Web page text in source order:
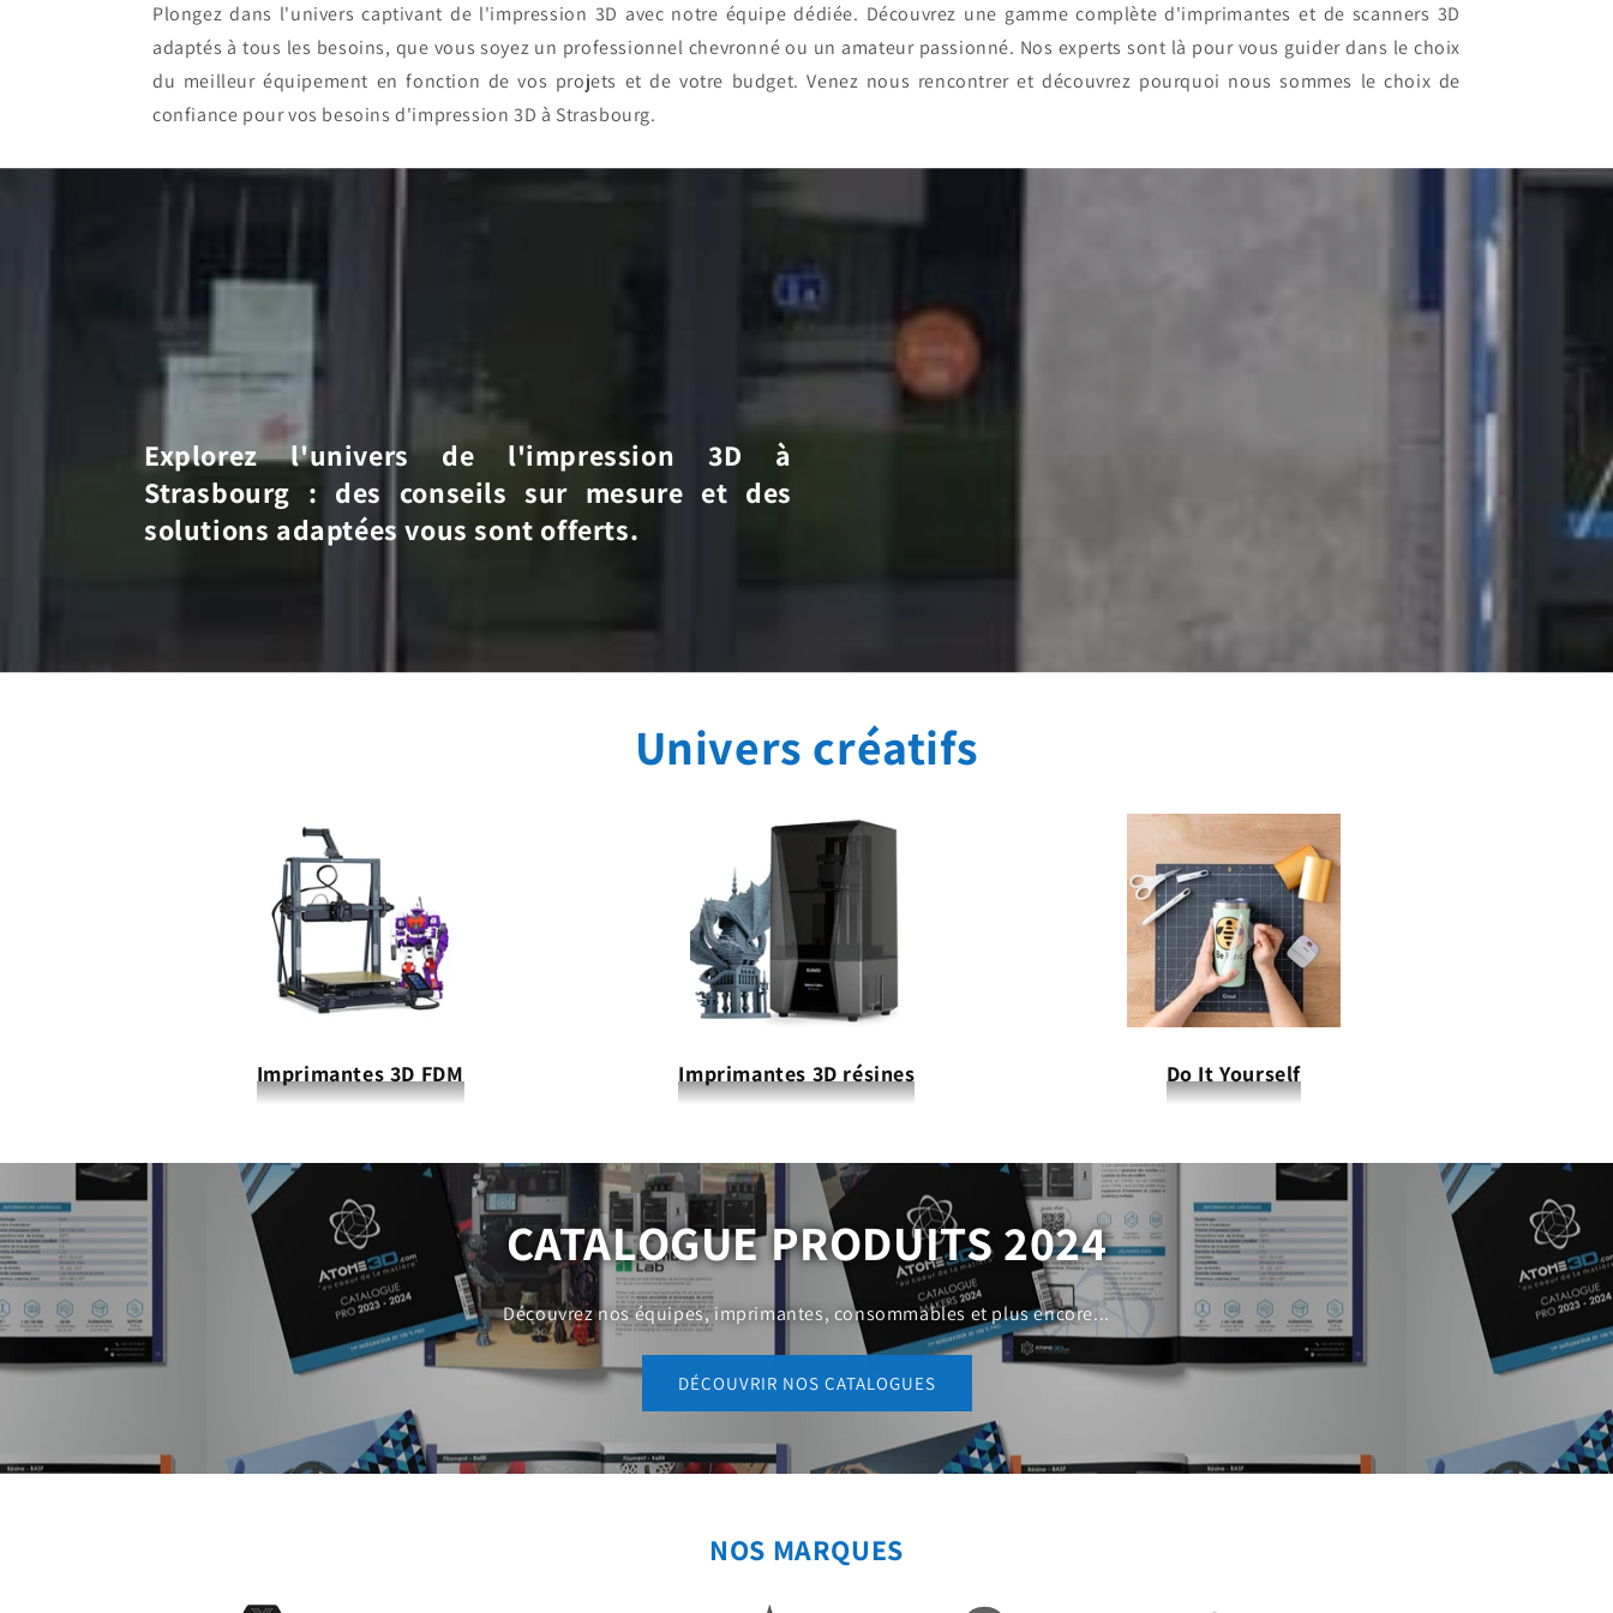
Plongez dans l'univers captivant de l'impression 3D avec notre équipe dédiée. Découvrez une gamme complète d'imprimantes et de scanners 3D
adaptés à tous les besoins, que vous soyez un professionnel chevronné ou un amateur passionné. Nos experts sont là pour vous guider dans le choix
du meilleur équipement en fonction de vos projets et de votre budget. Venez nous rencontrer et découvrez pourquoi nous sommes le choix de
confiance pour vos besoins d'impression 3D à Strasbourg.
Explorez l'univers de l'impression 3D à
Strasbourg : des conseils sur mesure et des
solutions adaptées vous sont offerts.
Univers créatifs
Imprimantes 3D FDM Imprimantes 3D résines Do It Yourself
CATALOGUE PRODUITS 2024
Découvrez nos équipes, imprimantes, consommables et plus encore...
DÉCOUVRIR NOS CATALOGUES
NOS MARQUES